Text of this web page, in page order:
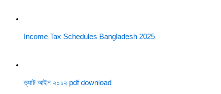
Income Tax Schedules Bangladesh 2025
ভ্যাট আইন ২০১২ pdf download